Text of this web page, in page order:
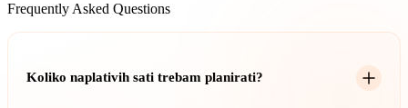
Frequently Asked Questions
Koliko naplativih sati trebam planirati?